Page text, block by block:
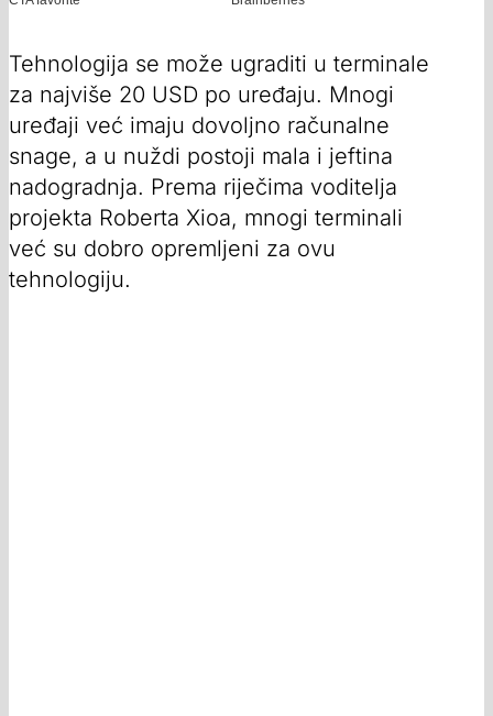
Tehnologija se može ugraditi u terminale
za najviše 20 USD po uređaju. Mnogi
uređaji već imaju dovoljno računalne
snage, a u nuždi postoji mala i jeftina
nadogradnja. Prema riječima voditelja
projekta Roberta Xioa, mnogi terminali
već su dobro opremljeni za ovu
tehnologiju.